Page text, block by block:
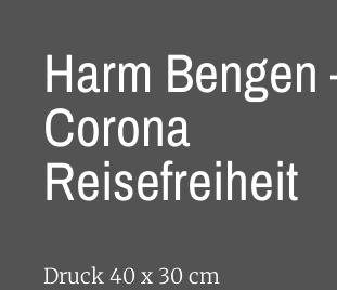
Harm Bengen
Corona
Reisefreiheit
Druck 40 x 30 cm